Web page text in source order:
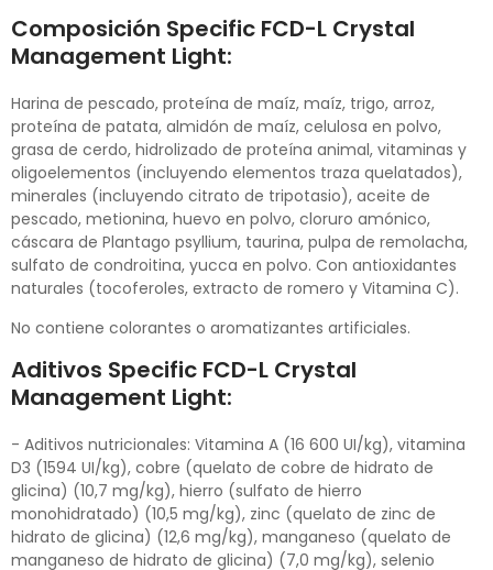
Composición Specific FCD-L Crystal
Management Light:
Harina de pescado, proteína de maíz, maíz, trigo, arroz,
proteína de patata, almidón de maíz, celulosa en polvo,
grasa de cerdo, hidrolizado de proteína animal, vitaminas y
oligoelementos (incluyendo elementos traza quelatados),
minerales (incluyendo citrato de tripotasio), aceite de
pescado, metionina, huevo en polvo, cloruro amónico,
cáscara de Plantago psyllium, taurina, pulpa de remolacha,
sulfato de condroitina, yucca en polvo. Con antioxidantes
naturales (tocoferoles, extracto de romero y Vitamina C).
No contiene colorantes o aromatizantes artificiales.
Aditivos Specific FCD-L Crystal
Management Light:
- Aditivos nutricionales: Vitamina A (16 600 UI/kg), vitamina
D3 (1594 UI/kg), cobre (quelato de cobre de hidrato de
glicina) (10,7 mg/kg), hierro (sulfato de hierro
monohidratado) (10,5 mg/kg), zinc (quelato de zinc de
hidrato de glicina) (12,6 mg/kg), manganeso (quelato de
manganeso de hidrato de glicina) (7,0 mg/kg), selenio